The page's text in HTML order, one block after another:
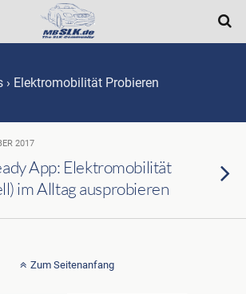
› Elektromobilität Probieren
2017
App: Elektromobilität
im Alltag ausprobieren
Zum Seitenanfang